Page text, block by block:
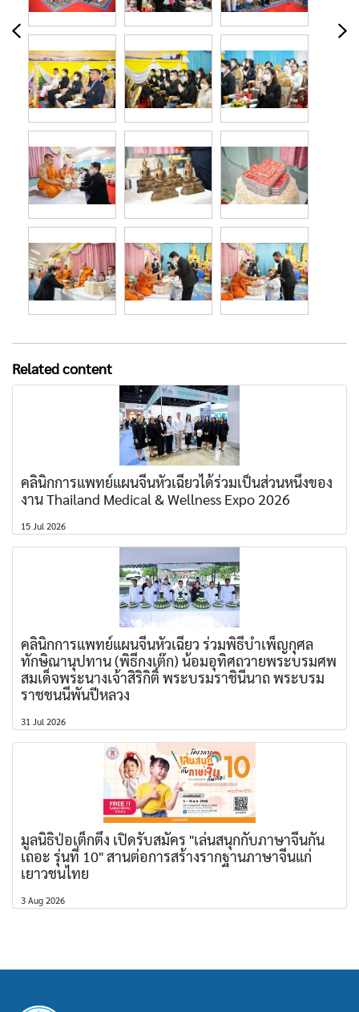
Related content
คลินิกการแพทย์แผนจีนหัวเฉียวได้ร่วมเป็นส่วนหนึ่งของ
งาน Thailand Medical & Wellness Expo 2026
15 Jul 2026
คลินิกการแพทย์แผนจีนหัวเฉียว ร่วมพิธีบำเพ็ญกุศล
ทักษิณานุปทาน (พิธีกงเต๊ก) น้อมอุทิศถวายพระบรมศพ
สมเด็จพระนางเจ้าสิริกิติ์ พระบรมราชินีนาถ พระบรม
ราชชนนีพันปีหลวง
31 Jul 2026
มูลนิธิป่อเต็กตึ๊ง เปิดรับสมัคร "เล่นสนุกกับภาษาจีนกัน
เถอะ รุ่นที่ 10" สานต่อการสร้างรากฐานภาษาจีนแก่
เยาวชนไทย
3 Aug 2026